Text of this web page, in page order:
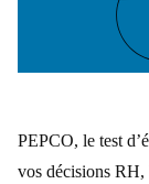
PEPCO, le test
vos décisions